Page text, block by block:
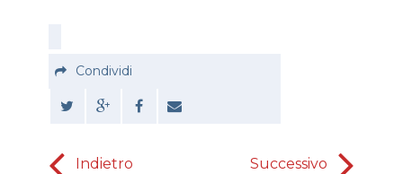
Condividi
Indietro Successivo